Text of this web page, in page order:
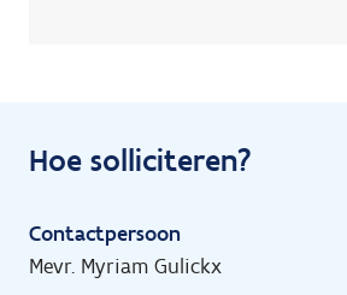
Hoe solliciteren?
Contactpersoon
Mevr. Myriam Gulickx